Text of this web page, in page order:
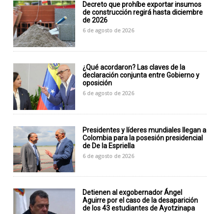
Decreto que prohíbe exportar insumos
de construcción regirá hasta diciembre
de 2026
6 de agosto de 2026
¿Qué acordaron? Las claves de la
declaración conjunta entre Gobierno y
oposición
6 de agosto de 2026
Presidentes y líderes mundiales llegan a
Colombia para la posesión presidencial
de De la Espriella
6 de agosto de 2026
Detienen al exgobernador Ángel
Aguirre por el caso de la desaparición
de los 43 estudiantes de Ayotzinapa